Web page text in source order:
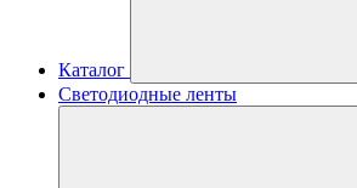
Каталог
Светодиодные ленты